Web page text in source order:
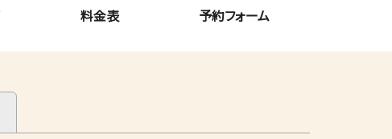
料金表 予約フォーム